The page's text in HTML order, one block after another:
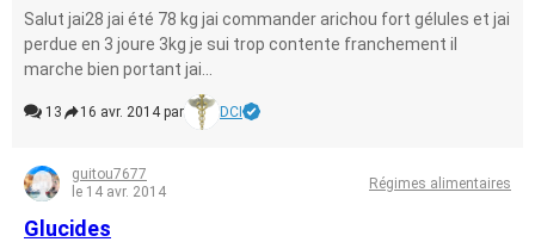
Salut jai28 jai été 78 kg jai commander arichou fort gélules et jai
perdue en 3 joure 3kg je sui trop contente franchement il
marche bien portant jai...
13 16 avr. 2014 par DCI
guitou7677
le 14 avr. 2014
Régimes alimentaires
Glucides